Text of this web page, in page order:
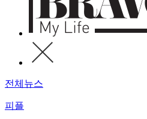
전체뉴스
피플